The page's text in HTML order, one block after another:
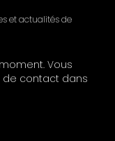
et actualités de
Vous
de contact dans